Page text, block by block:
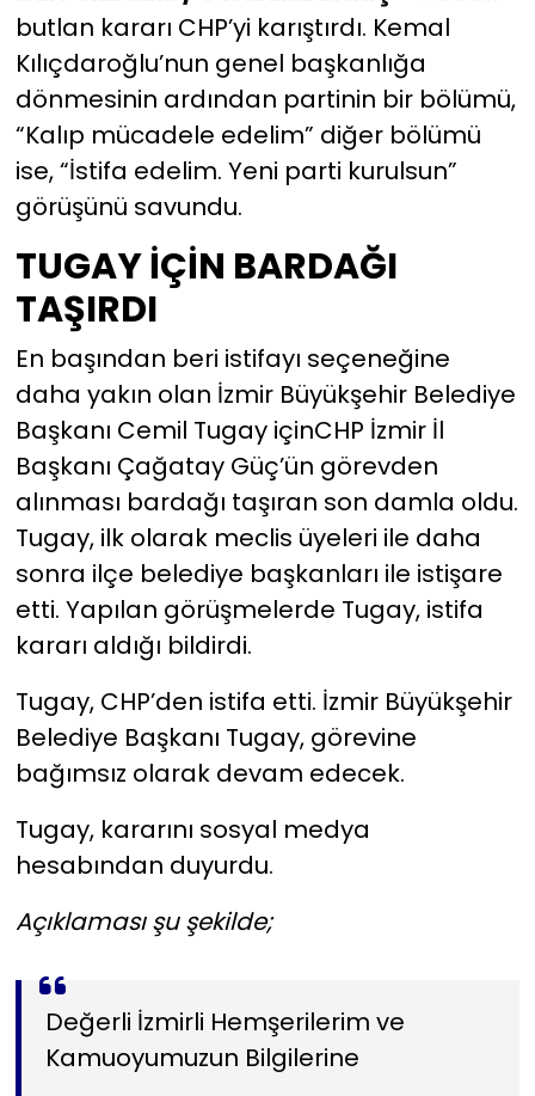
butlan kararı CHP’yi karıştırdı. Kemal
Kılıçdaroğlu’nun genel başkanlığa
dönmesinin ardından partinin bir bölümü,
“Kalıp mücadele edelim” diğer bölümü
ise, “İstifa edelim. Yeni parti kurulsun”
görüşünü savundu.
TUGAY İÇİN BARDAĞI
TAŞIRDI
En başından beri istifayı seçeneğine
daha yakın olan İzmir Büyükşehir Belediye
Başkanı Cemil Tugay içinCHP İzmir İl
Başkanı Çağatay Güç’ün görevden
alınması bardağı taşıran son damla oldu.
Tugay, ilk olarak meclis üyeleri ile daha
sonra ilçe belediye başkanları ile istişare
etti. Yapılan görüşmelerde Tugay, istifa
kararı aldığı bildirdi.
Tugay, CHP’den istifa etti. İzmir Büyükşehir
Belediye Başkanı Tugay, görevine
bağımsız olarak devam edecek.
Tugay, kararını sosyal medya
hesabından duyurdu.
Açıklaması şu şekilde;
Değerli İzmirli Hemşerilerim ve
Kamuoyumuzun Bilgilerine
YEREL YÖNETİMLER
Yurt